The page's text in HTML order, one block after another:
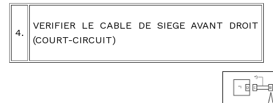
4.
VERIFIER LE CABLE DE SIEGE AVANT DROIT
(COURT-CIRCUIT)